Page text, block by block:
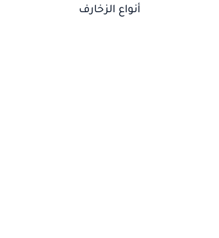
أنواع الزخارف